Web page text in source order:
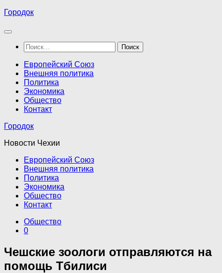
Перейти
содержимому
Городок
Найти:
Европейский Союз
Внешняя политика
Политика
Экономика
Общество
Контакт
Городок
Новости Чехии
Европейский Союз
Внешняя политика
Политика
Экономика
Общество
Контакт
Общество
0
Чешские зоологи отправляются на
помощь Тбилиси